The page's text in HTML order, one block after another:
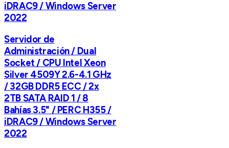
iDRAC9 / Windows Server
2022
Servidor de
Administración / Dual
Socket / CPU Intel Xeon
Silver 4509Y 2.6-4.1 GHz
/ 32GB DDR5 ECC / 2x
2TB SATA RAID 1 / 8
Bahías 3.5" / PERC H355 /
iDRAC9 / Windows Server
2022